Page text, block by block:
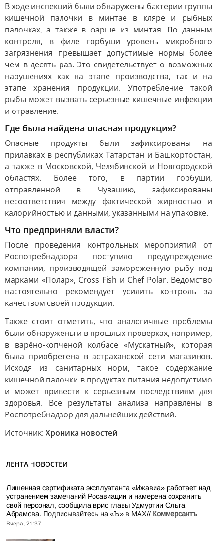
В ходе инспекций были обнаружены бактерии группы
кишечной палочки в минтае в кляре и рыбных
палочках, а также в фарше из минтая. По данным
контроля, в филе горбуши уровень микробного
загрязнения превышает допустимые нормы более
чем в десять раз. Это свидетельствует о возможных
нарушениях как на этапе производства, так и на
этапе хранения продукции. Употребление такой
рыбы может вызвать серьезные кишечные инфекции
и отравление.
Где была найдена опасная продукция?
Опасные продукты были зафиксированы на
прилавках в республиках Татарстан и Башкортостан,
а также в Московской, Челябинской и Новгородской
областях. Более того, в партии горбуши,
отправленной в Чувашию, зафиксированы
несоответствия между фактической жирностью и
калорийностью и данными, указанными на упаковке.
Что предприняли власти?
После проведения контрольных мероприятий от
Роспотребнадзора поступило предупреждение
компании, производящей замороженную рыбу под
марками «Полар», Cross Fish и Chef Polar. Ведомство
настоятельно рекомендует усилить контроль за
качеством своей продукции.
Также стоит отметить, что аналогичные проблемы
были обнаружены и в прошлых проверках, например,
в варёно-копченой колбасе «Мускатный», которая
была приобретена в астраханской сети магазинов.
Исходя из санитарных норм, такое содержание
кишечной палочки в продуктах питания недопустимо
и может привести к серьезным последствиям для
здоровья. Все результаты анализа направлены в
Роспотребнадзор для дальнейших действий.
Источник: Хроника новостей
ЛЕНТА НОВОСТЕЙ
Лишенная сертификата эксплуатанта «Ижавиа» работает над
устранением замечаний Росавиации и намерена сохранить
свой персонал, сообщила врио главы Удмуртии Ольга
Абрамова. Подписывайтесь на «Ъ» в MAX// Коммерсантъ
Вчера, 21:37